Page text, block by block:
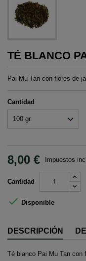
TÉ BLANCO
Pai Mu Tan con flores de
Cantidad
8,00 € Impuestos
Cantidad
 Disponible
DESCRIPCIÓN
Té blanco Pai Mu Tan